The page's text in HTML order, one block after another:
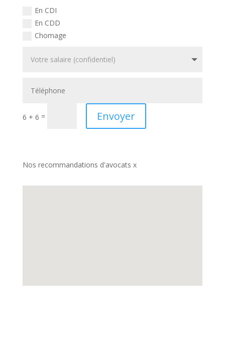
En CDI
En CDD
Chomage
6 + 6 = Envoyer
Nos recommandations d'avocats x